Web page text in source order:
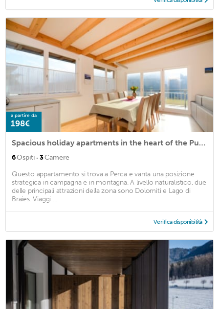
a partire da
198€
Spacious holiday apartments in the heart of the Puster Valley at the foot of Plan de Corones.
6Ospiti · 3Camere
Questo appartamento si trova a Perca e vanta una posizione
strategica in campagna e in montagna. A livello naturalistico, due
delle principali attrazioni della zona sono Dolomiti e Lago di
Braies. Viaggi ...
Verifica disponibilità